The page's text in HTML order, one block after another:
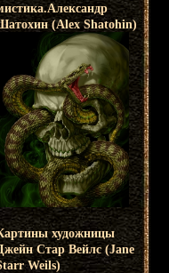
(Alex Shatohin)
художницы
Стар Вейлс (Jane
Weils)